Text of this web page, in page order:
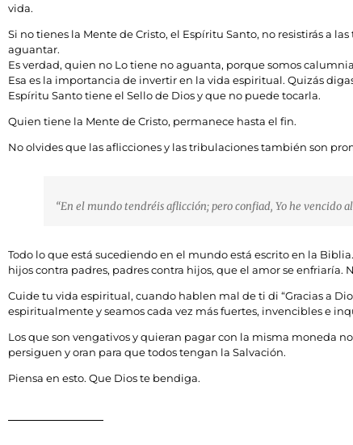
vida.
Si no tienes la Mente de Cristo, el Espíritu Santo, no resistirás a
aguantar.
Es verdad, quien no Lo tiene no aguanta, porque somos
Esa es la importancia de invertir en la vida espiritual. Quizás
Espíritu Santo tiene el Sello de Dios y que no puede tocarla.
Quien tiene la Mente de Cristo, permanece hasta el fin.
No olvides que las aflicciones y las tribulaciones también son
“En el mundo tendréis aflicción; pero confiad, Yo he vencido al
Todo lo que está sucediendo en el mundo está escrito en la
hijos contra padres, padres contra hijos, que el amor se enfriaría.
Cuide tu vida espiritual, cuando hablen mal de ti di “Gracias a
espiritualmente y seamos cada vez más fuertes, invencibles e
Los que son vengativos y quieran pagar con la misma moneda
persiguen y oran para que todos tengan la Salvación.
Piensa en esto. Que Dios te bendiga.